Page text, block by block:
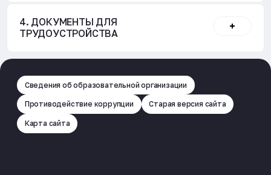
4. ДОКУМЕНТЫ ДЛЯ
ТРУДОУСТРОЙСТВА
Сведения об образовательной организации
Противодействие коррупции Старая версия сайта
Карта сайта